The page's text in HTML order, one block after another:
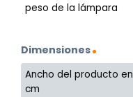
peso de la lámpara
Dimensiones
Ancho del producto en
cm